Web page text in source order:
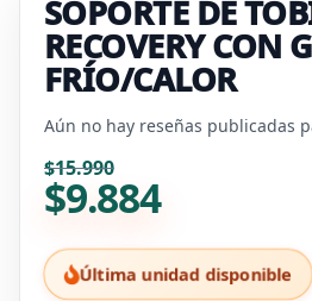
SOPORTE DE
RECOVERY CON
FRÍO/CALOR
Aún no hay reseñas publicadas
$15.990
El precio
$9.884
El precio
Última unidad disponible